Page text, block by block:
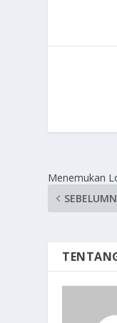
Menemukan